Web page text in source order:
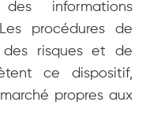
informations
procédures de
risques et de
ce dispositif,
propres aux